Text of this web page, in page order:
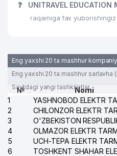
❓ UNITRAVEL
raqamiga fax yuborishingiz
Eng yaxshi 20 ta mashhur
Eng yaxshi 20 ta mashhur sarlavha
Saytdagi yangi tashkilotlar
№
Nomi
1
2
3
4
5
6